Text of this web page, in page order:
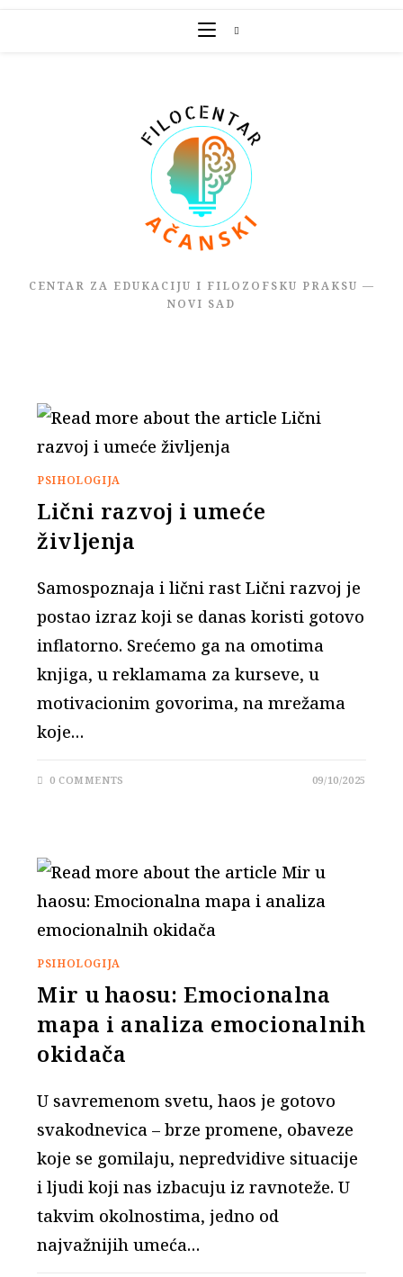
CENTAR ZA EDUKACIJU I FILOZOFSKU PRAKSU —
NOVI SAD
PSIHOLOGIJA
Lični razvoj i umeće
življenja
Samospoznaja i lični rast Lični razvoj je
postao izraz koji se danas koristi gotovo
inflatorno. Srećemo ga na omotima
knjiga, u reklamama za kurseve, u
motivacionim govorima, na mrežama
koje…
0 COMMENTS 09/10/2025
PSIHOLOGIJA
Mir u haosu: Emocionalna
mapa i analiza emocionalnih
okidača
U savremenom svetu, haos je gotovo
svakodnevica – brze promene, obaveze
koje se gomilaju, nepredvidive situacije
i ljudi koji nas izbacuju iz ravnoteže. U
takvim okolnostima, jedno od
najvažnijih umeća…